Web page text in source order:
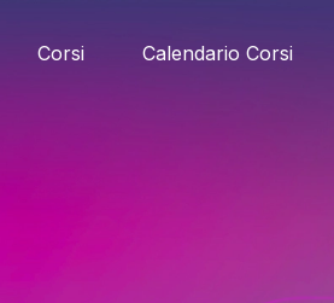
Corsi Calendario Corsi